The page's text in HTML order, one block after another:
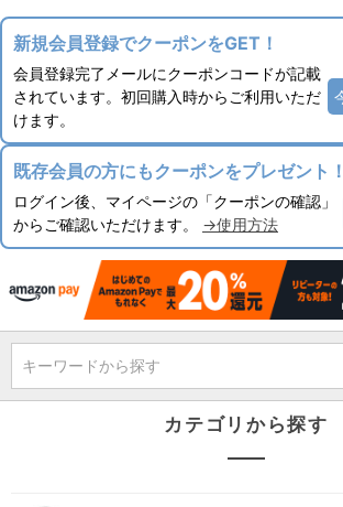
新規会員登録でクーポンをGET！
会員登録完了メールにクーポンコードが記載
されています。初回購入時からご利用いただ
けます。
既存会員の方にもクーポンをプレゼント！
ログイン後、マイページの「クーポンの確認」
からご確認いただけます。 →使用方法
キーワードから探す
カテゴリから探す